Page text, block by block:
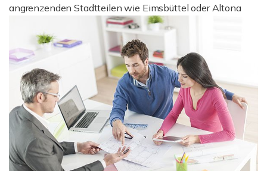
angrenzenden Stadtteilen wie Eimsbüttel oder Altona